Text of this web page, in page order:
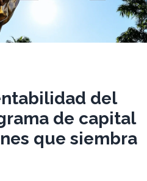
del
de capital
que siembra